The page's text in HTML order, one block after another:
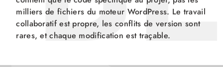
milliers de fichiers du moteur WordPress. Le travail
collaboratif est propre, les conflits de version sont
rares, et chaque modification est traçable.